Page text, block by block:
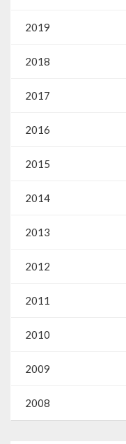
2019
2018
2017
2016
2015
2014
2013
2012
2011
2010
2009
2008